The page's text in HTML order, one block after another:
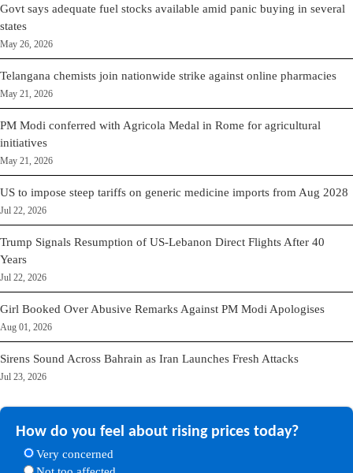
Govt says adequate fuel stocks available amid panic buying in several
states
May 26, 2026
Telangana chemists join nationwide strike against online pharmacies
May 21, 2026
PM Modi conferred with Agricola Medal in Rome for agricultural
initiatives
May 21, 2026
US to impose steep tariffs on generic medicine imports from Aug 2028
Jul 22, 2026
Trump Signals Resumption of US-Lebanon Direct Flights After 40
Years
Jul 22, 2026
Girl Booked Over Abusive Remarks Against PM Modi Apologises
Aug 01, 2026
Sirens Sound Across Bahrain as Iran Launches Fresh Attacks
Jul 23, 2026
How do you feel about rising prices today?
Very concerned